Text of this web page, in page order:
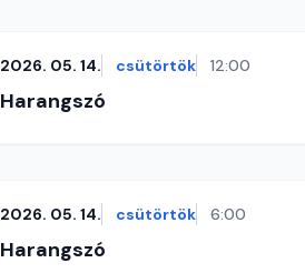
2026. 05. 14. csütörtök 12:00
Harangszó
2026. 05. 14. csütörtök 6:00
Harangszó